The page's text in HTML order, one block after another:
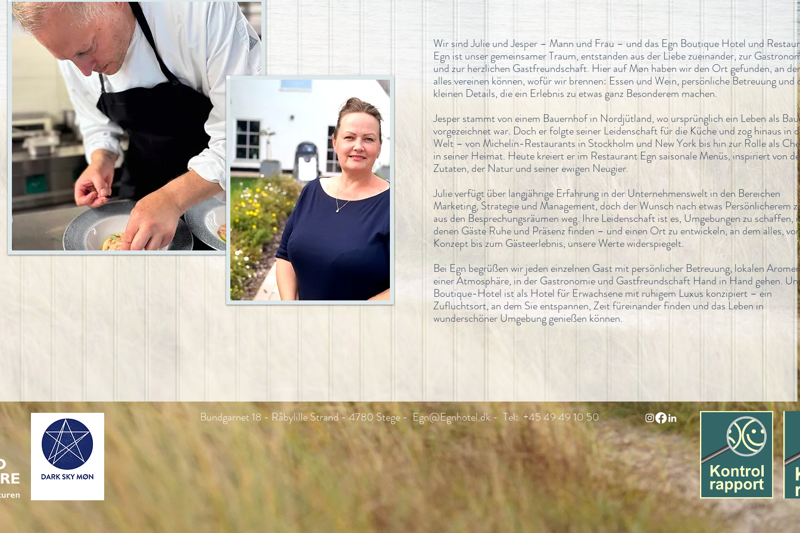
Wir sind Julie und Jesper – Mann und Frau – und das Egn Boutique Hotel und
Egn ist unser gemeinsamer Traum, entstanden aus der Liebe zueinander, zur
und zur herzlichen Gastfreundschaft. Hier auf Møn haben wir den Ort gefunden, an
alles vereinen können, wofür wir brennen: Essen und Wein, persönliche Betreuung und
kleinen Details, die ein Erlebnis zu etwas ganz Besonderem machen.
Jesper stammt von einem Bauernhof in Nordjütland, wo ursprünglich ein Leben als
vorgezeichnet war. Doch er folgte seiner Leidenschaft für die Küche und zog hinaus in
Welt – von Michelin-Restaurants in Stockholm und New York bis hin zur Rolle als
in seiner Heimat. Heute kreiert er im Restaurant Egn saisonale Menüs, inspiriert von
Zutaten, der Natur und seiner ewigen Neugier.
Julie verfügt über langjährige Erfahrung in der Unternehmenswelt in den Bereichen
Marketing, Strategie und Management, doch der Wunsch nach etwas Persönlicherem
aus den Besprechungsräumen weg. Ihre Leidenschaft ist es, Umgebungen zu schaffen,
denen Gäste Ruhe und Präsenz finden – und einen Ort zu entwickeln, an dem alles,
Konzept bis zum Gästeerlebnis, unsere Werte widerspiegelt.
Bei Egn begrüßen wir jeden einzelnen Gast mit persönlicher Betreuung, lokalen
einer Atmosphäre, in der Gastronomie und Gastfreundschaft Hand in Hand gehen.
Boutique-Hotel ist als Hotel für Erwachsene mit ruhigem Luxus konzipiert – ein
Zufluchtsort, an dem Sie entspannen, Zeit füreinander finden und das Leben in
wunderschöner Umgebung genießen können.
Bundgarnet 18 - Råbylille Strand - 4780 Stege -Egn@Egnhotel.dk - Tel: +45 49 49 10 50